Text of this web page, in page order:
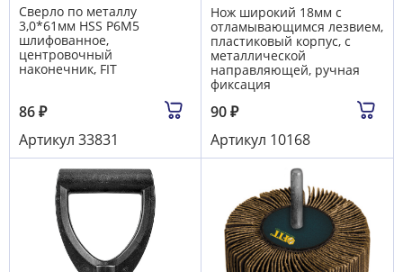
Сверло по металлу
3,0*61мм HSS Р6М5
шлифованное,
центровочный
наконечник, FIT
86₽
Артикул 33831
Нож широкий 18мм с
отламывающимся лезвием,
пластиковый корпус, с
металлической
направляющей, ручная
фиксация
90₽
Артикул 10168